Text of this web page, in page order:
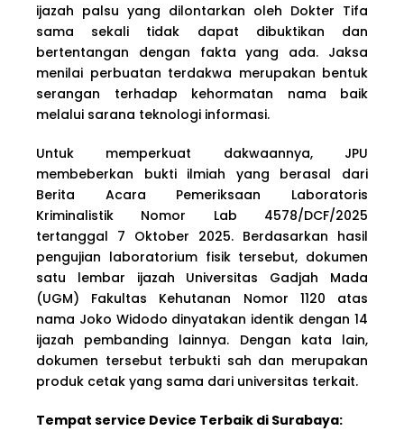
ijazah palsu yang dilontarkan oleh Dokter Tifa
sama sekali tidak dapat dibuktikan dan
bertentangan dengan fakta yang ada. Jaksa
menilai perbuatan terdakwa merupakan bentuk
serangan terhadap kehormatan nama baik
melalui sarana teknologi informasi.
Untuk memperkuat dakwaannya, JPU
membeberkan bukti ilmiah yang berasal dari
Berita Acara Pemeriksaan Laboratoris
Kriminalistik Nomor Lab 4578/DCF/2025
tertanggal 7 Oktober 2025. Berdasarkan hasil
pengujian laboratorium fisik tersebut, dokumen
satu lembar ijazah Universitas Gadjah Mada
(UGM) Fakultas Kehutanan Nomor 1120 atas
nama Joko Widodo dinyatakan identik dengan 14
ijazah pembanding lainnya. Dengan kata lain,
dokumen tersebut terbukti sah dan merupakan
produk cetak yang sama dari universitas terkait.
Tempat service Device Terbaik di Surabaya: